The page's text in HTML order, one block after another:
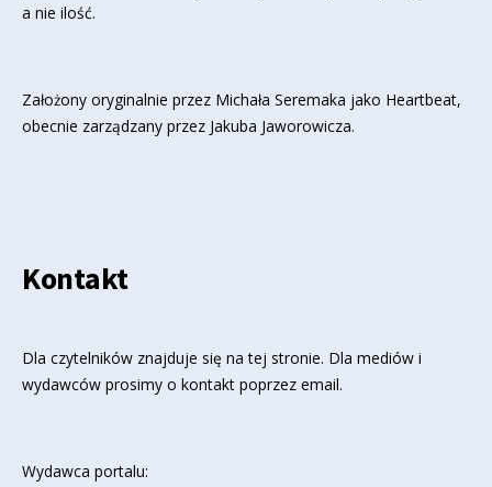
a nie ilość.
Założony oryginalnie przez Michała Seremaka jako Heartbeat,
obecnie zarządzany przez Jakuba Jaworowicza.
Kontakt
Dla czytelników znajduje się na tej stronie. Dla mediów i
wydawców prosimy o kontakt poprzez email.
Wydawca portalu: